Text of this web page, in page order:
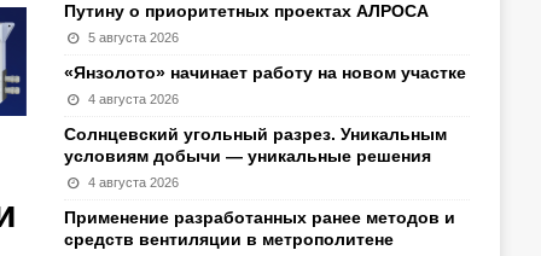
Путину о приоритетных проектах АЛРОСА
5 августа 2026
«Янзолото» начинает работу на новом участке
4 августа 2026
Солнцевский угольный разрез. Уникальным
условиям добычи — уникальные решения
4 августа 2026
Применение разработанных ранее методов и
средств вентиляции в метрополитене